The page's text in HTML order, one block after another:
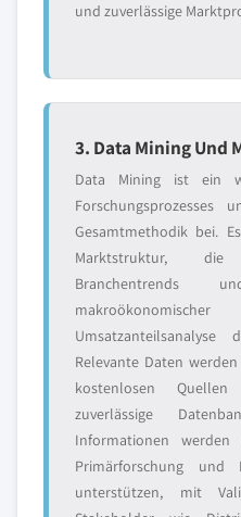
und zuverlässige
3. Data Mining Und
Data Mining ist ein
Gesamtmethodik bei.
Marktstruktur,
Branchentrends
Relevante Daten
kostenlosen
zuverlässige
Informationen
Primärforschung und
unterstützen, mit